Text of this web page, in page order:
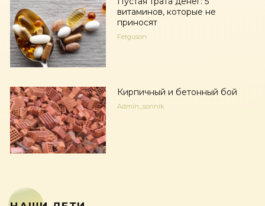
витаминов, которые не
приносят
Ferguson
Кирпичный и бетонный бой
Admin_sonnik